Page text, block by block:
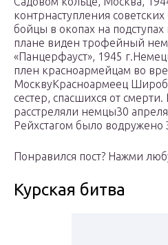
контрнаступления
бойцы в окопах на
плане виден трофейный
«Панцерфауст», 1945
плен красноармейцам во
МосквуКрасноармеец
сестер, спасшихся от смерти.
расстреляли немцы30
Рейхстагом было
Понравился пост? Нажми
Курская битва